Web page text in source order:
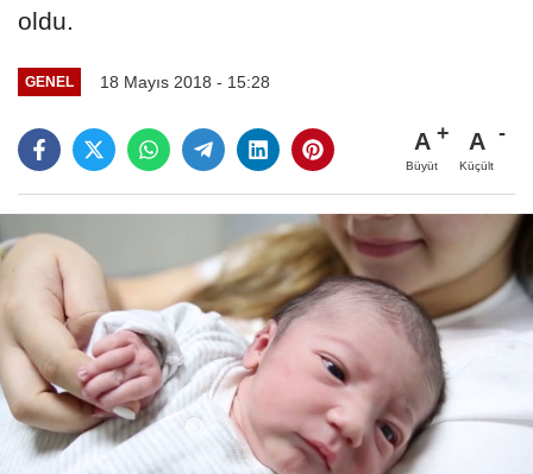
oldu.
GENEL 18 Mayıs 2018 - 15:28
A
Büyüt
A
Küçült